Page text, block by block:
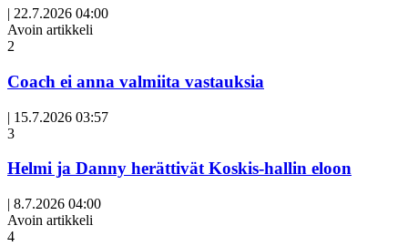
| 22.7.2026 04:00
Avoin artikkeli
2
Coach ei anna valmiita vastauksia
| 15.7.2026 03:57
3
Helmi ja Danny herättivät Koskis-hallin eloon
| 8.7.2026 04:00
Avoin artikkeli
4